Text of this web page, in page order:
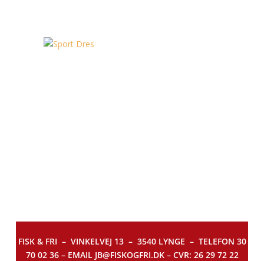
FISK & FRI – VINKELVEJ 13 – 3540 LYNGE – TELEFON 30
70 02 36 – EMAIL JB@FISKOGFRI.DK – CVR: 26 29 72 22